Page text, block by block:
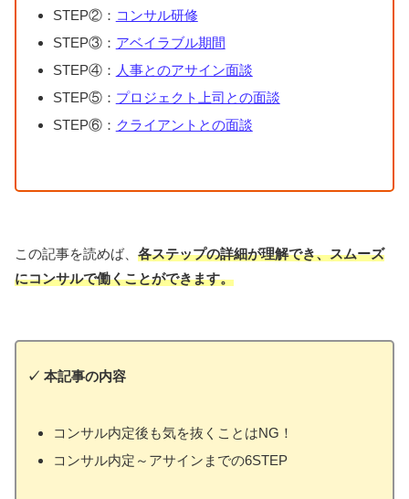
STEP②： コンサル研修
STEP③： アベイラブル期間
STEP④： 人事とのアサイン面談
STEP⑤： プロジェクト上司との面談
STEP⑥： クライアントとの面談
この記事を読めば、 各ステップの詳細が理解でき、スムーズ
にコンサルで働くことができます。
✓ 本記事の内容
コンサル内定後も気を抜くことはNG！
コンサル内定～アサインまでの6STEP